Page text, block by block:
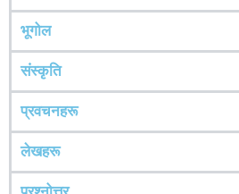
भूगोल
संस्कृति
प्रवचनहरू
लेखहरू